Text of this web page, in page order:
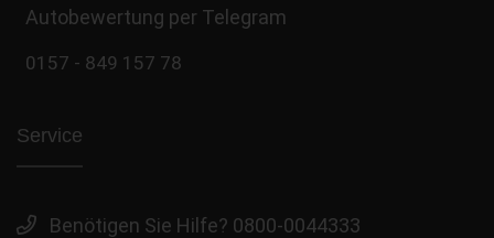
Autobewertung per Telegram
0157 - 849 157 78
Service
Benötigen Sie Hilfe? 0800-0044333